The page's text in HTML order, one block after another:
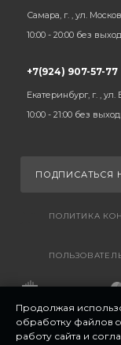
Самара, г. , ул.
10:00 - 20:00 без
+7(924) 907-57-77
Екатеринбург, г. , ул.
10:00 - 21:00 без
ПОДПИСАТЬСЯ
ПОЛИТИКА
Продолжая
обработку файлов
работу сайта и